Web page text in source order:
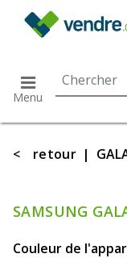
Menu
< retour |
SAMSUNG
Couleur de